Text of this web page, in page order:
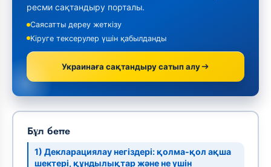
ресми сақтандыру порталы.
Саясатты дереу жеткізу
Кіруге тексерулер үшін қабылданды
Украинаға сақтандыру сатып алу
Бұл бетте
1) Декларациялау негіздері: қолма-қол ақша
шектері, құндылықтар және не үшін